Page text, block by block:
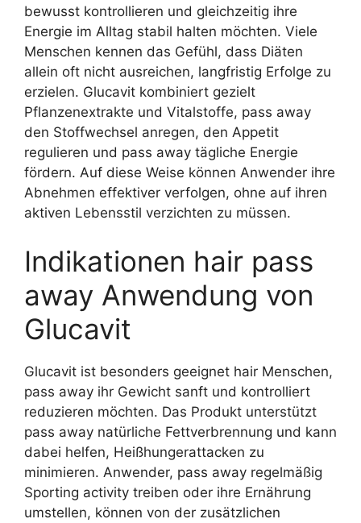
bewusst kontrollieren und gleichzeitig ihre
Energie im Alltag stabil halten möchten. Viele
Menschen kennen das Gefühl, dass Diäten
allein oft nicht ausreichen, langfristig Erfolge zu
erzielen. Glucavit kombiniert gezielt
Pflanzenextrakte und Vitalstoffe, pass away
den Stoffwechsel anregen, den Appetit
regulieren und pass away tägliche Energie
fördern. Auf diese Weise können Anwender ihre
Abnehmen effektiver verfolgen, ohne auf ihren
aktiven Lebensstil verzichten zu müssen.
Indikationen hair pass
away Anwendung von
Glucavit
Glucavit ist besonders geeignet hair Menschen,
pass away ihr Gewicht sanft und kontrolliert
reduzieren möchten. Das Produkt unterstützt
pass away natürliche Fettverbrennung und kann
dabei helfen, Heißhungerattacken zu
minimieren. Anwender, pass away regelmäßig
Sporting activity treiben oder ihre Ernährung
umstellen, können von der zusätzlichen